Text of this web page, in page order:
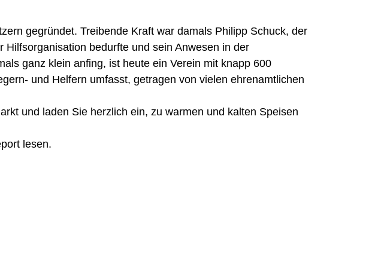
gegründet. Treibende Kraft war damals Philipp Schuck, der
bedurfte und sein Anwesen in der
ganz klein anfing, ist heute ein Verein mit knapp 600
und Helfern umfasst, getragen von vielen ehrenamtlichen
und laden Sie herzlich ein, zu warmen und kalten Speisen
lesen.